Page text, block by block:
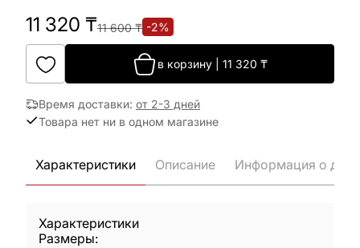
11 320 ₸11 600₸ -2%
в корзину 11 320 ₸
Время доставки: от 2-3 дней
Товара нет ни в одном магазине
Характеристики Описание Информация о
Характеристики
Размеры: